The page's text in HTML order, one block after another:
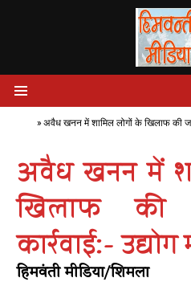
» अवैध खनन में शामिल लोगों के खिलाफ की
अवैध खनन में
खिलाफ की
कार्रवाई:- उद्योग
हिमवंती मीडिया/शिमला